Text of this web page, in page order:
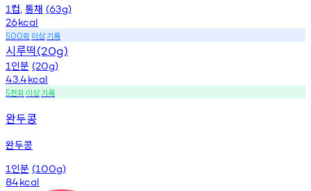
1 컵 통채 (63g)
26kcal
500회 이상기록
시루떡(20g)
1 인분 (20g)
43.4kcal
5천회 이상기록
완두콩
완두콩
1 인분 (100g)
84kcal